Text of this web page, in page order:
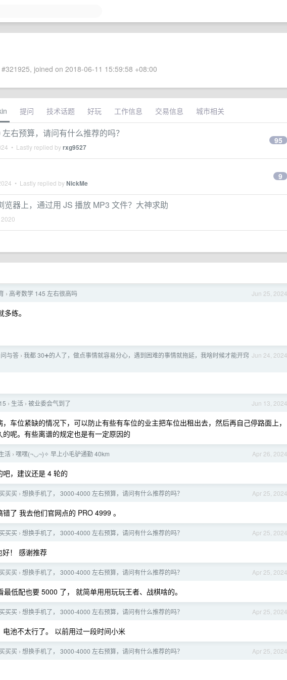
joined on 2018-06-11 15:59:58 +08:00
提问 技术话题 好玩 工作信息 交易信息 城市相关
右预算，请问有什么推荐的吗？
• Lastly replied byrxg9527
95
• Lastly replied byNickMe
9
览器上，通过用 JS 播放 MP3 文件？大神求助
Jun 25, 2024
› 高考数学 145 左右很高吗
练。
Jun 24, 2024
问与答 › 我都 30➕的人了，做点事情就容易分心，遇到困难的事情就拖延，我啥时候才能开窍
Jun 13, 2024
› 生活 › 被业委会气到了
车位紧缺的情况下，可以防止有些有车位的业主把车位出租出去，然后再自己停路面上，
呢。有些离谱的规定也是有一定原因的
Apr 26, 2024
活 › 嘿嘿(¬◡¬)✧ 早上小毛驴通勤 40km
，建议还是 4 轮的
Apr 25, 2024
买买买 › 想换手机了， 3000-4000 左右预算，请问有什么推荐的吗？
了 我去他们官网点的 PRO 4999 。
Apr 25, 2024
买买买 › 想换手机了， 3000-4000 左右预算，请问有什么推荐的吗？
！ 感谢推荐
Apr 25, 2024
买买买 › 想换手机了， 3000-4000 左右预算，请问有什么推荐的吗？
最低配也要 5000 了， 就简单用用玩玩王者、战棋啥的。
Apr 25, 2024
买买买 › 想换手机了， 3000-4000 左右预算，请问有什么推荐的吗？
池不太行了。 以前用过一段时间小米
Apr 25, 2024
买买买 › 想换手机了， 3000-4000 左右预算，请问有什么推荐的吗？